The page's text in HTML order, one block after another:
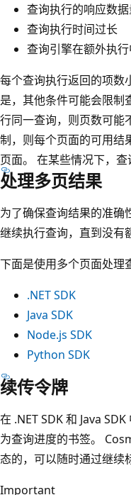
查询执行的响应数
查询执行时间过长
查询引擎在额外执
每个查询执行返回的项数
是，其他条件可能会限制
行同一查询，则页数可能
制，则每个页面的可用结
页面。 在某些情况下，查
处理多页结果
为了确保查询结果的准确
继续执行查询，直到没有
下面是使用多个页面处理
.NET SDK
Java SDK
Node.js SDK
Python SDK
续传令牌
在 .NET SDK 和 Java
为查询进度的书签。
态的，可以随时通过继续
Important